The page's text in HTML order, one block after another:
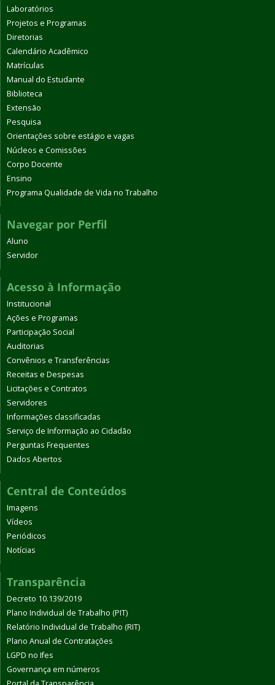
Laboratórios
Projetos e Programas
Diretorias
Calendário Acadêmico
Matrículas
Manual do Estudante
Biblioteca
Extensão
Pesquisa
Orientações sobre estágio e vagas
Núcleos e Comissões
Corpo Docente
Ensino
Programa Qualidade de Vida no Trabalho
Navegar por Perfil
Aluno
Servidor
Acesso à Informação
Institucional
Ações e Programas
Participação Social
Auditorias
Convênios e Transferências
Receitas e Despesas
Licitações e Contratos
Servidores
Informações classificadas
Serviço de Informação ao Cidadão
Perguntas Frequentes
Dados Abertos
Central de Conteúdos
Imagens
Vídeos
Periódicos
Notícias
Transparência
Decreto 10.139/2019
Plano Individual de Trabalho (PIT)
Relatório Individual de Trabalho (RIT)
Plano Anual de Contratações
LGPD no Ifes
Governança em números